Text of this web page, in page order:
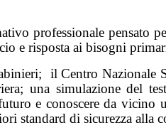
professionale pensato
e risposta ai bisogni
il Centro Nazionale
una simulazione del
e conoscere da vicino
standard di sicurezza alla